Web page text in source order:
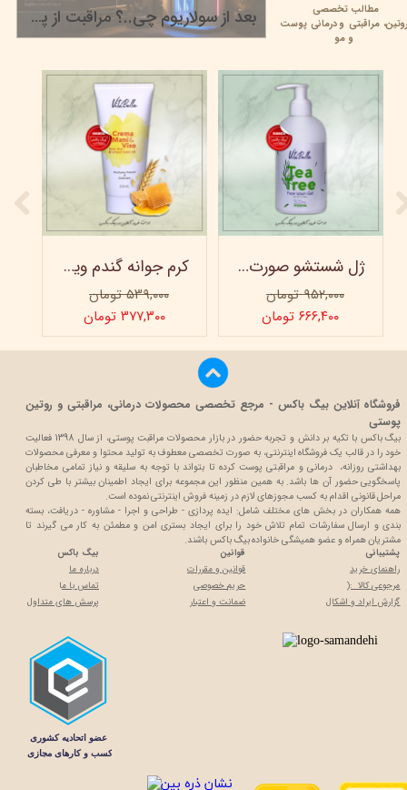
بعد از سولاریوم چی..؟ مراقبت از پوست برنزه
مطالب تخصصی
روتین،مراقبتی ودرمانی پوست
و مو
کرم جوانه گندم ویتابلا - تیوپی 60 میلی‌ لیتر
۵۳۹,۰۰۰ تومان
۳۷۷,۳۰۰ تومان
ژل شستشو صورت ویتابلا - 300 میلی لیتر
۹۵۲,۰۰۰ تومان
۶۶۶,۴۰۰ تومان
پشتیبانی
راهنمای خرید
مرجوعی کالا :(
گزارش ایراد و اشکال
قوانین
قوانین و مقررات
حریم خصوصی
ضمانت و اعتبار
بیگ باکس
درباره ما
تماس با ما
پرسش های متداول
فروشگاه آنلاین بیگ باکس - مرجع تخصصی محصولات درمانی، مراقبتی و روتین
پوستی
بیگ باکس با تکیه بر دانش و تجربه حضور در بازار محصولات مراقبت پوستی، از سال 1398 فعالیت
خود را در قالب یک فروشگاه اینترنتی، به صورت تخصصی معطوف به تولید محتوا و معرفی محصولات
بهداشتی روزانه، درمانی و مراقبتی پوست کرده تا بتواند با توجه به سلیقه و نیاز تمامی مخاطبان
پاسخگویی حضور آن ها باشد. به همین منظور این مجموعه برای ایجاد اطمینان بیشتر با طی کردن
مراحل قانونی اقدام به کسب مجوزهای لازم در زمینه فروش اینترنتی نموده است.
همه همکاران در بخش های مختلف شامل: ایده پردازی - طراحی و اجرا - مشاوره - دریافت، بسته
بندی و ارسال سفارشات تمام تلاش خود را برای ایجاد بستری امن و مطمئن به کار می گیرند تا
مشتریان همراه و عضو همیشگی خانواده بیگ باکس باشند.